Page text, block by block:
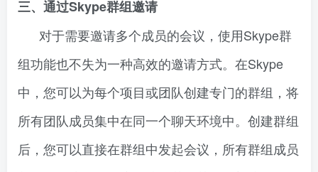
三、通过Skype群组邀请
对于需要邀请多个成员的会议，使用Skype群
组功能也不失为一种高效的邀请方式。在Skype
中，您可以为每个项目或团队创建专门的群组，将
所有团队成员集中在同一个聊天环境中。创建群组
后，您可以直接在群组中发起会议，所有群组成员